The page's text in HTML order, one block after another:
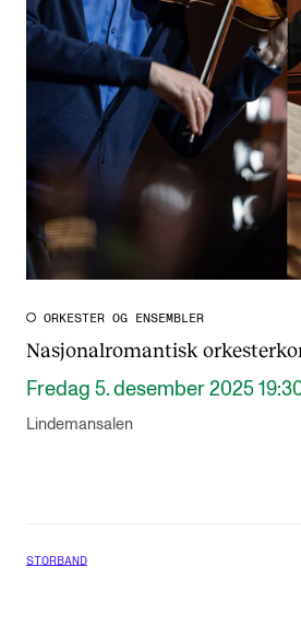
ORKESTER OG ENSEMBLER
Nasjonalromantisk
Fredag 5. desember 2025
Lindemansalen
STORBAND